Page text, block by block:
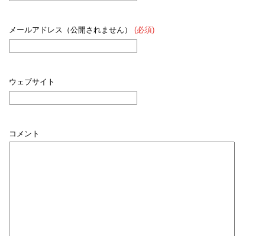
メールアドレス（公開されません） (必須)
ウェブサイト
コメント